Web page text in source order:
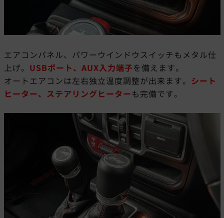
エアコンパネル、パワーウインドウスイッチもメタル仕
上げ。 USBポート、AUX入力端子を備えます。
オートエアコンは左右独立温度調整が出来ます。 シート
ヒーター、ステアリングヒーターも完備です。